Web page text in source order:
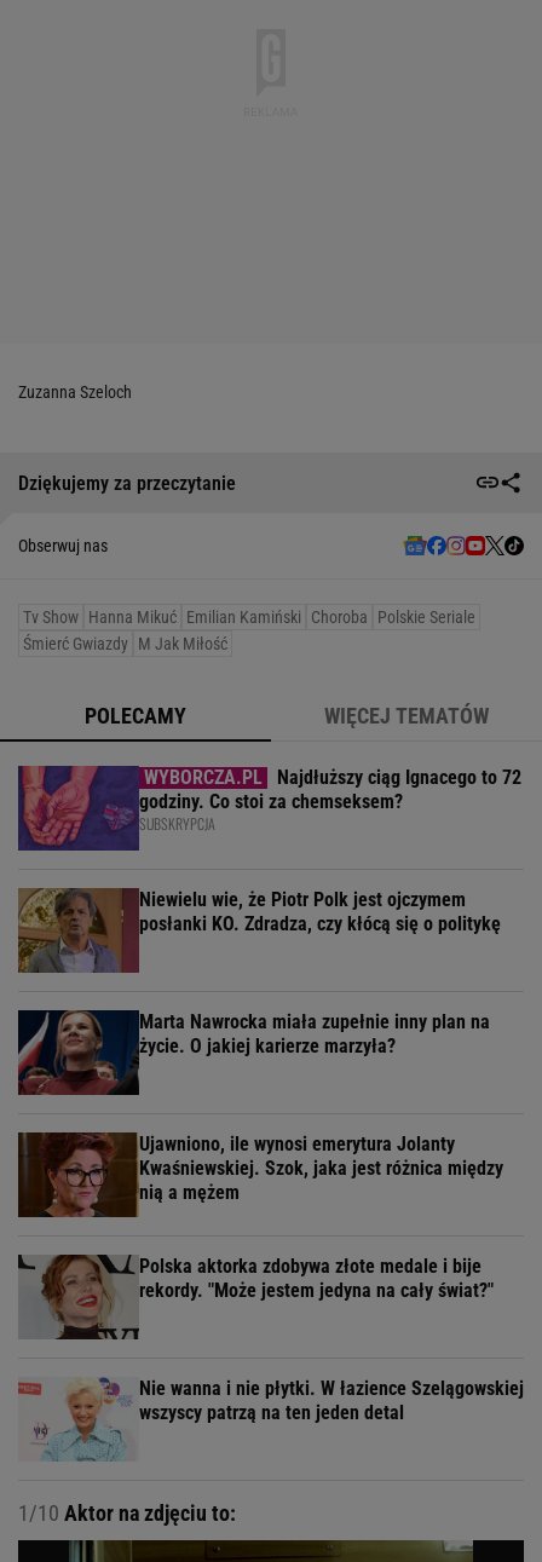
Zuzanna Szeloch
Dziękujemy za przeczytanie
Obserwuj nas
Tv Show Hanna Mikuć Emilian Kamiński Choroba
Polskie Seriale
Śmierć Gwiazdy M Jak Miłość
POLECAMY WIĘCEJ TEMATÓW
Najdłuższy ciąg Ignacego to 72
godziny. Co stoi za chemseksem?
SUBSKRYPCJA
Niewielu wie, że Piotr Polk jest ojczymem
posłanki KO. Zdradza, czy kłócą się o politykę
Marta Nawrocka miała zupełnie inny plan na
życie. O jakiej karierze marzyła?
Ujawniono, ile wynosi emerytura Jolanty
Kwaśniewskiej. Szok, jaka jest różnica między
nią a mężem
Polska aktorka zdobywa złote medale i bije
rekordy. "Może jestem jedyna na cały świat?"
Nie wanna i nie płytki. W łazience Szelągowskiej
wszyscy patrzą na ten jeden detal
1/10 Aktor na zdjęciu to: